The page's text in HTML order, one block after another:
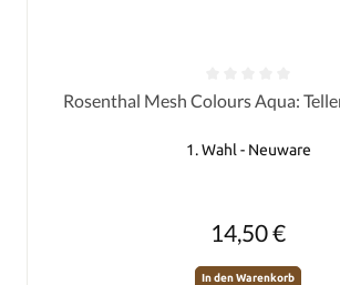
Durchschnittliche Bewertung von 0
Rosenthal Mesh Colours Aqua:
1. Wahl - Neuware
14,50 €
In den Warenkorb